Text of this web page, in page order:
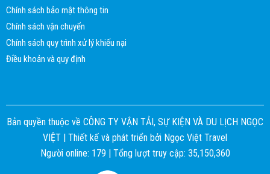
Chính sách bảo mật thông tin
Chính sách vận chuyển
Chính sách quy trình xử lý khiếu nại
Điều khoản và quy định
Bản quyền thuộc về CÔNG TY VẬN TẢI, SỰ KIỆN VÀ DU LỊCH NGỌC
VIỆT | Thiết kế và phát triển bởi Ngọc Việt Travel
Người online: 179 | Tổng lượt truy cập: 35,150,360